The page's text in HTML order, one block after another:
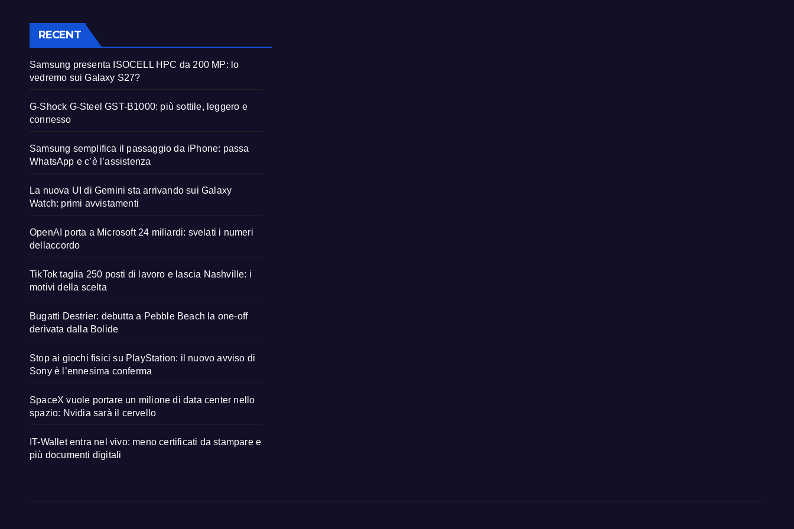
RECENT
Samsung presenta ISOCELL HPC da 200 MP: lo
vedremo sui Galaxy S27?
G-Shock G-Steel GST-B1000: più sottile, leggero e
connesso
Samsung semplifica il passaggio da iPhone: passa
WhatsApp e c’è l’assistenza
La nuova UI di Gemini sta arrivando sui Galaxy
Watch: primi avvistamenti
OpenAI porta a Microsoft 24 miliardi: svelati i numeri
dellaccordo
TikTok taglia 250 posti di lavoro e lascia Nashville: i
motivi della scelta
Bugatti Destrier: debutta a Pebble Beach la one-off
derivata dalla Bolide
Stop ai giochi fisici su PlayStation: il nuovo avviso di
Sony è l’ennesima conferma
SpaceX vuole portare un milione di data center nello
spazio: Nvidia sarà il cervello
IT-Wallet entra nel vivo: meno certificati da stampare e
più documenti digitali